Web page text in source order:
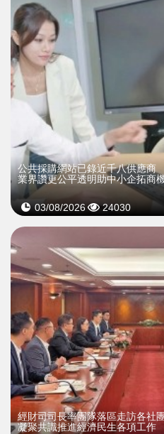
公共採購網站已錄近千八供應商
業界讚更公平透明助中小企拓商
03/08/2026 24030
經財司司長率團隊落區走訪各社團
凝聚共識推進經濟民生各項工作